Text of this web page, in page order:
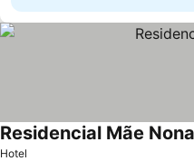
Hotel
Residencial Mãe Nona